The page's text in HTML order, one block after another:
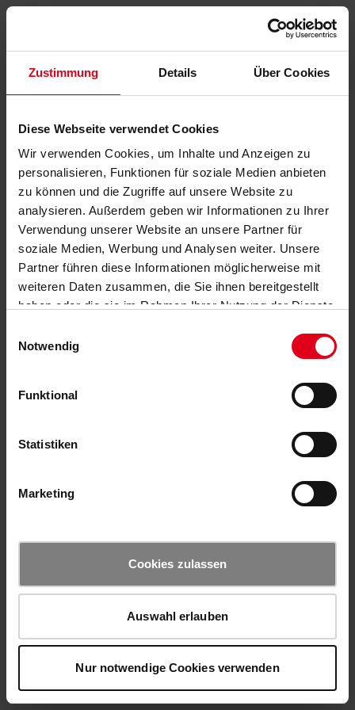
Zustimmung Details Über Cookies
Diese Webseite verwendet Cookies
Wir verwenden Cookies, um Inhalte und Anzeigen zu
personalisieren, Funktionen für soziale Medien anbieten
zu können und die Zugriffe auf unsere Website zu
analysieren. Außerdem geben wir Informationen zu Ihrer
Verwendung unserer Website an unsere Partner für
soziale Medien, Werbung und Analysen weiter. Unsere
Partner führen diese Informationen möglicherweise mit
weiteren Daten zusammen, die Sie ihnen bereitgestellt
haben oder die sie im Rahmen Ihrer Nutzung der Dienste
Notwendig
Funktional
Statistiken
Marketing
Cookies zulassen
Auswahl erlauben
Nur notwendige Cookies verwenden